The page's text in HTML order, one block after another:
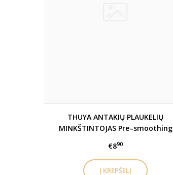
THUYA ANTAKIŲ PLAUKELIŲ
MINKŠTINTOJAS Pre–smoothing
€890